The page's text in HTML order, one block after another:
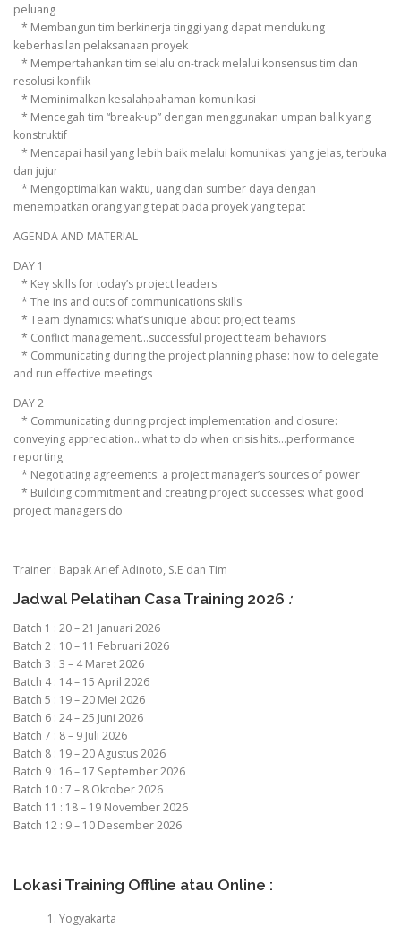
peluang
* Membangun tim berkinerja tinggi yang dapat mendukung
keberhasilan pelaksanaan proyek
* Mempertahankan tim selalu on-track melalui konsensus tim dan
resolusi konflik
* Meminimalkan kesalahpahaman komunikasi
* Mencegah tim “break-up” dengan menggunakan umpan balik yang
konstruktif
* Mencapai hasil yang lebih baik melalui komunikasi yang jelas, terbuka
dan jujur
* Mengoptimalkan waktu, uang dan sumber daya dengan
menempatkan orang yang tepat pada proyek yang tepat
AGENDA AND MATERIAL
DAY 1
* Key skills for today’s project leaders
* The ins and outs of communications skills
* Team dynamics: what’s unique about project teams
* Conflict management…successful project team behaviors
* Communicating during the project planning phase: how to delegate
and run effective meetings
DAY 2
* Communicating during project implementation and closure:
conveying appreciation…what to do when crisis hits…performance
reporting
* Negotiating agreements: a project manager’s sources of power
* Building commitment and creating project successes: what good
project managers do
Trainer : Bapak Arief Adinoto, S.E dan Tim
Jadwal Pelatihan Casa Training 2026 :
Batch 1 : 20 – 21 Januari 2026
Batch 2 : 10 – 11 Februari 2026
Batch 3 : 3 – 4 Maret 2026
Batch 4 : 14 – 15 April 2026
Batch 5 : 19 – 20 Mei 2026
Batch 6 : 24 – 25 Juni 2026
Batch 7 : 8 – 9 Juli 2026
Batch 8 : 19 – 20 Agustus 2026
Batch 9 : 16 – 17 September 2026
Batch 10 : 7 – 8 Oktober 2026
Batch 11 : 18 – 19 November 2026
Batch 12 : 9 – 10 Desember 2026
Lokasi Training Offline atau Online :
Yogyakarta